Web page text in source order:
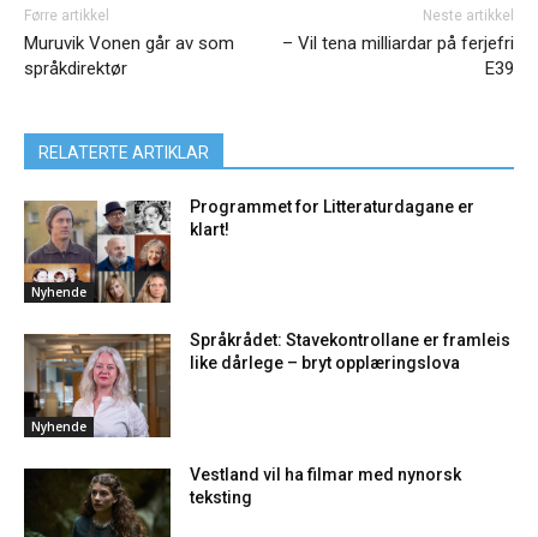
Førre artikkel
Muruvik Vonen går av som
språkdirektør
Neste artikkel
– Vil tena milliardar på ferjefri
E39
RELATERTE ARTIKLAR
Nyhende
Programmet for Litteraturdagane er
klart!
Nyhende
Språkrådet: Stavekontrollane er framleis
like dårlege – bryt opplæringslova
Vestland vil ha filmar med nynorsk
teksting